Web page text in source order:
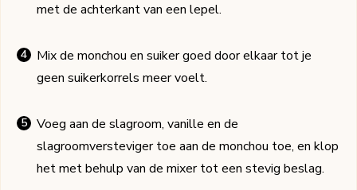
met de achterkant van een lepel.
Mix de monchou en suiker goed door elkaar tot je
geen suikerkorrels meer voelt.
Voeg aan de slagroom, vanille en de
slagroomversteviger toe aan de monchou toe, en klop
het met behulp van de mixer tot een stevig beslag.